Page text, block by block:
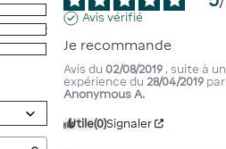
2
Avis vérifié
Je recommande
Avis du02/08/2019 , suite à
expérience du 28/04/2019 par
Anonymous A.
Utile(0)Signaler